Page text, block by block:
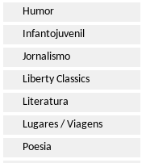
Humor
Infantojuvenil
Jornalismo
Liberty Classics
Literatura
Lugares / Viagens
Poesia